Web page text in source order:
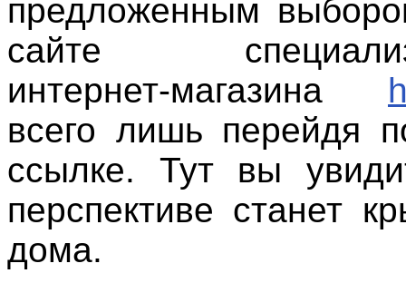
предложенным
сайте
интернет-магазина
всего лишь перейдя
ссылке. Тут вы
перспективе станет
дома.